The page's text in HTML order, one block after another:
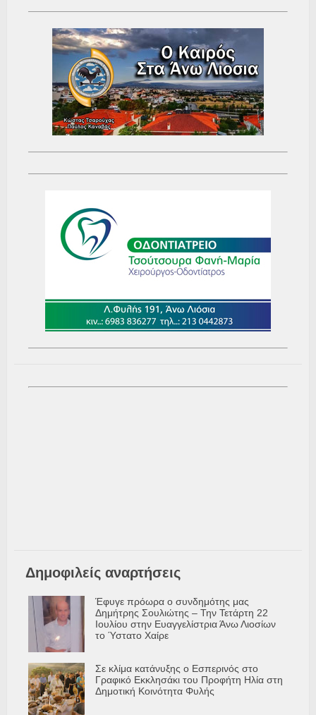
Δημοφιλείς αναρτήσεις
Έφυγε πρόωρα ο συνδημότης μας
Δημήτρης Σουλιώτης – Την Τετάρτη 22
Ιουλίου στην Ευαγγελίστρια Άνω Λιοσίων
το Ύστατο Χαίρε
Σε κλίμα κατάνυξης ο Εσπερινός στο
Γραφικό Εκκλησάκι του Προφήτη Ηλία στη
Δημοτική Κοινότητα Φυλής